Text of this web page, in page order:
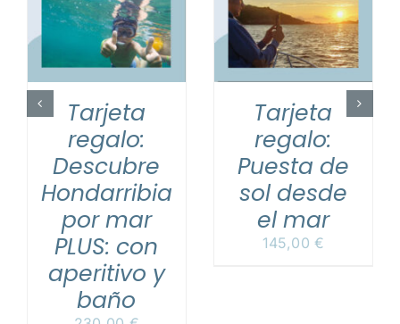
Tarjeta
regalo:
Descubre
Hondarribia
por mar
PLUS: con
aperitivo y
baño
Tarjeta
regalo:
Puesta de
sol desde
el mar
145,00€